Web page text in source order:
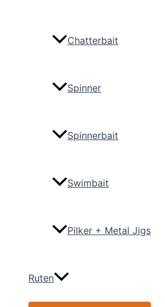
Chatterbait
Spinner
Spinnerbait
Swimbait
Pilker + Metal Jigs
Ruten